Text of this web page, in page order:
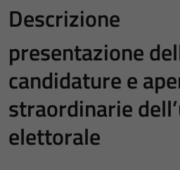
Descrizione
presentazione
candidature e
straordinarie
elettorale